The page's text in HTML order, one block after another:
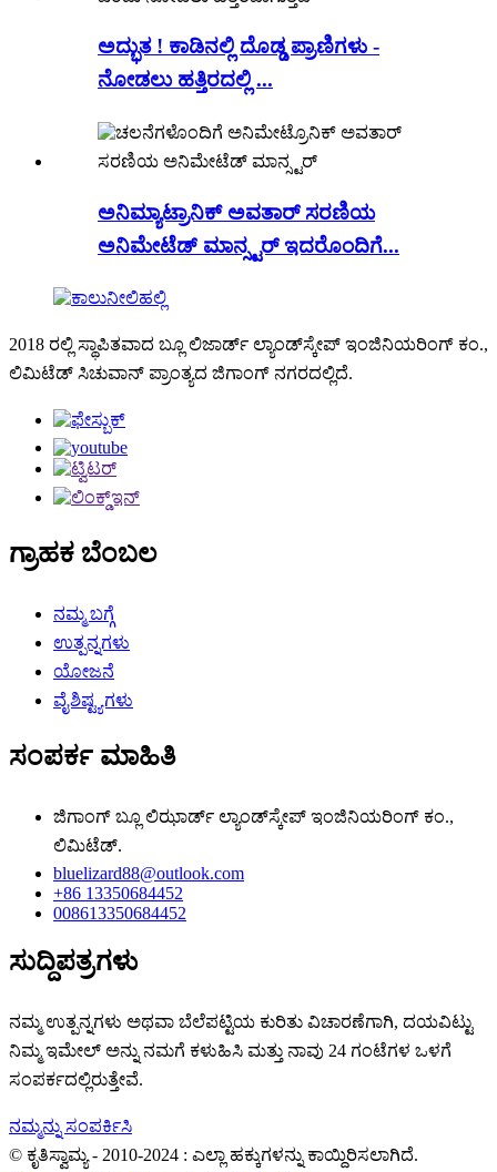
ಅದ್ಭುತ ! ಕಾಡಿನಲ್ಲಿ ದೊಡ್ಡ ಪ್ರಾಣಿಗಳು -
ನೋಡಲು ಹತ್ತಿರದಲ್ಲಿ ...
ಅನಿಮ್ಯಾಟ್ರಾನಿಕ್ ಅವತಾರ್ ಸರಣಿಯ
ಅನಿಮೇಟೆಡ್ ಮಾನ್ಸ್ಟರ್ ಇದರೊಂದಿಗೆ...
2018 ರಲ್ಲಿ ಸ್ಥಾಪಿತವಾದ ಬ್ಲೂ ಲಿಜಾರ್ಡ್ ಲ್ಯಾಂಡ್‌ಸ್ಕೇಪ್ ಇಂಜಿನಿಯರಿಂಗ್ ಕಂ.,
ಲಿಮಿಟೆಡ್ ಸಿಚುವಾನ್ ಪ್ರಾಂತ್ಯದ ಜಿಗಾಂಗ್ ನಗರದಲ್ಲಿದೆ.
ಗ್ರಾಹಕ ಬೆಂಬಲ
ನಮ್ಮ ಬಗ್ಗೆ
ಉತ್ಪನ್ನಗಳು
ಯೋಜನೆ
ವೈಶಿಷ್ಟ್ಯಗಳು
ಸಂಪರ್ಕ ಮಾಹಿತಿ
ಜಿಗಾಂಗ್ ಬ್ಲೂ ಲಿಝಾರ್ಡ್ ಲ್ಯಾಂಡ್‌ಸ್ಕೇಪ್ ಇಂಜಿನಿಯರಿಂಗ್ ಕಂ.,
ಲಿಮಿಟೆಡ್.
bluelizard88@outlook.com
+86 13350684452
008613350684452
ಸುದ್ದಿಪತ್ರಗಳು
ನಮ್ಮ ಉತ್ಪನ್ನಗಳು ಅಥವಾ ಬೆಲೆಪಟ್ಟಿಯ ಕುರಿತು ವಿಚಾರಣೆಗಾಗಿ, ದಯವಿಟ್ಟು
ನಿಮ್ಮ ಇಮೇಲ್ ಅನ್ನು ನಮಗೆ ಕಳುಹಿಸಿ ಮತ್ತು ನಾವು 24 ಗಂಟೆಗಳ ಒಳಗೆ
ಸಂಪರ್ಕದಲ್ಲಿರುತ್ತೇವೆ.
ನಮ್ಮನ್ನು ಸಂಪರ್ಕಿಸಿ
© ಕೃತಿಸ್ವಾಮ್ಯ - 2010-2024 : ಎಲ್ಲಾ ಹಕ್ಕುಗಳನ್ನು ಕಾಯ್ದಿರಿಸಲಾಗಿದೆ.